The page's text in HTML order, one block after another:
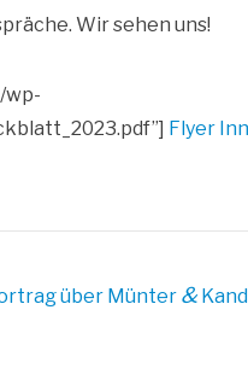
Wir sehen uns!
wp-
Fly­er
über Münter &